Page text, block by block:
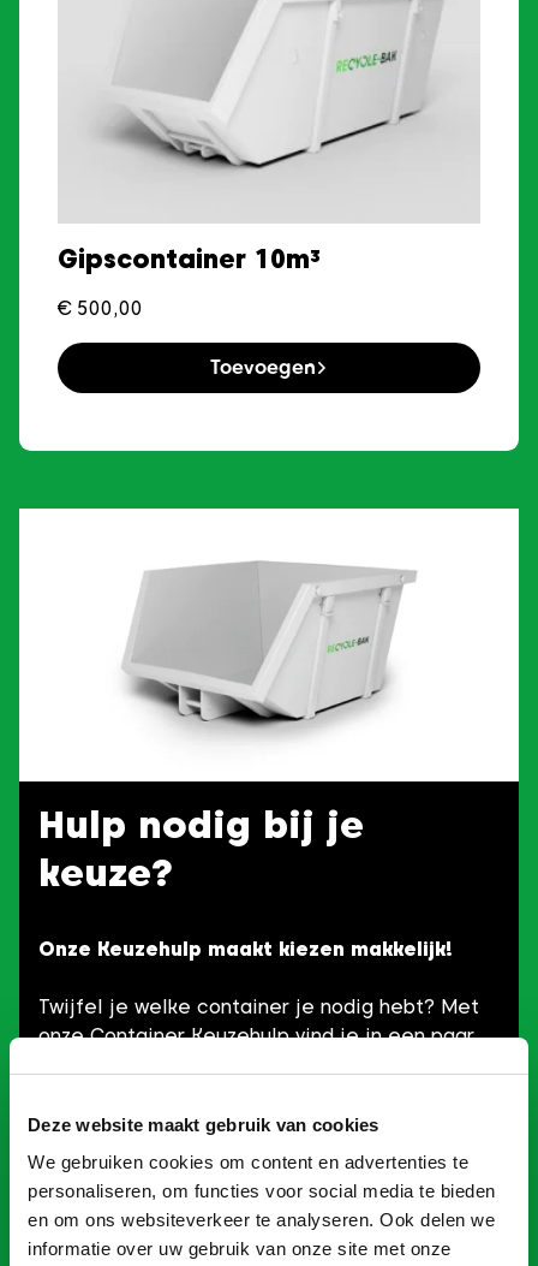
Deze website maakt gebruik van cookies
We gebruiken cookies om content en advertenties te
personaliseren, om functies voor social media te bieden
en om ons websiteverkeer te analyseren. Ook delen we
informatie over uw gebruik van onze site met onze
Gipscontainer 10m³
€ 500,00
Toevoegen
Hulp nodig bij je
keuze?
Onze Keuzehulp maakt kiezen makkelijk!
Twijfel je welke container je nodig hebt? Met
onze Container Keuzehulp vind je in een paar
de slag én bespaart geld.
Probeer het zelf en ontdek welke container
perfect bij jouw project past!